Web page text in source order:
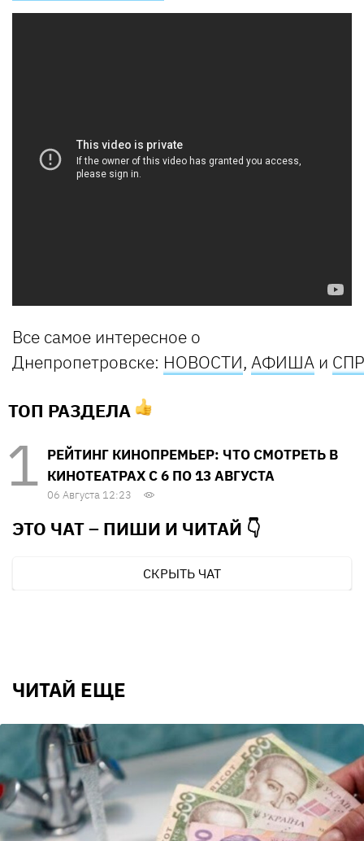
Все самое интересное о
Днепропетровске: НОВОСТИ, АФИША и
ТОП РАЗДЕЛА
РЕЙТИНГ КИНОПРЕМЬЕР: ЧТО СМОТРЕТЬ В
КИНОТЕАТРАХ С 6 ПО 13 АВГУСТА
06 Августа 12:23
ЭТО ЧАТ – ПИШИ И ЧИТАЙ 👇
СКРЫТЬ ЧАТ
ЧИТАЙ ЕЩЕ